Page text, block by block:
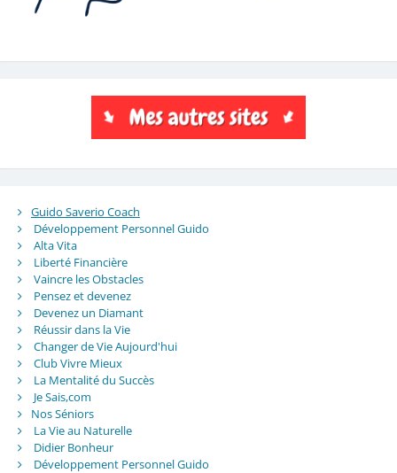
Guido Saverio Coach
Développement Personnel Guido
Alta Vita
Liberté Financière
Vaincre les Obstacles
Pensez et devenez
Devenez un Diamant
Réussir dans la Vie
Changer de Vie Aujourd'hui
Club Vivre Mieux
La Mentalité du Succès
Je Sais,com
Nos Séniors
La Vie au Naturelle
Didier Bonheur
Développement Personnel Guido